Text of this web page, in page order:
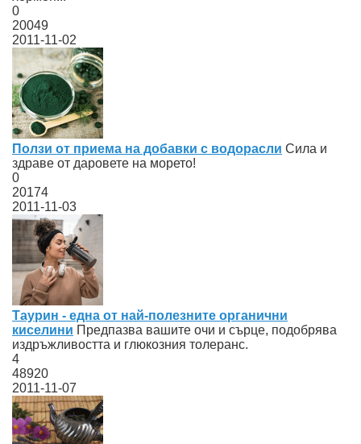
0
20049
2011-11-02
Ползи от приема на добавки с водорасли Сила и
здраве от даровете на морето!
0
20174
2011-11-03
Таурин - една от най-полезните органични
киселини Предпазва вашите очи и сърце, подобрява
издръжливостта и глюкозния толеранс.
4
48920
2011-11-07